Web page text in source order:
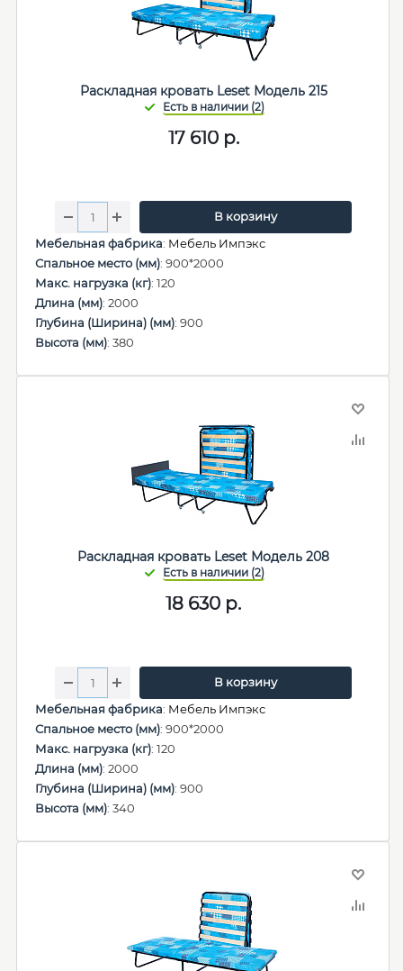
Раскладная кровать Leset Модель 215
17 610р.
В корзину
Мебельная фабрика: Мебель Импэкс
Спальное место (мм): 900*2000
Макс. нагрузка (кг): 120
Длина (мм): 2000
Глубина (Ширина) (мм): 900
Высота (мм): 380
Раскладная кровать Leset Модель 208
18 630 р.
В корзину
Мебельная фабрика: Мебель Импэкс
Спальное место (мм): 900*2000
Макс. нагрузка (кг): 120
Длина (мм): 2000
Глубина (Ширина) (мм): 900
Высота (мм): 340